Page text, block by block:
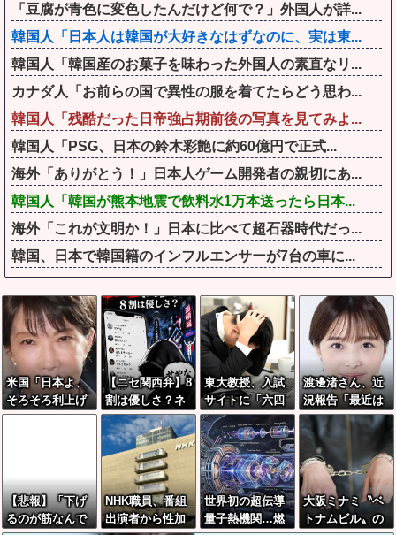
「豆腐が青色に変色したんだけど何で？」外国人が詳...
韓国人「日本人は韓国が大好きなはずなのに、実は東...
韓国人「韓国産のお菓子を味わった外国人の素直なリ...
カナダ人「お前らの国で異性の服を着てたらどう思わ...
韓国人「残酷だった日帝強占期前後の写真を見てみよ...
韓国人「PSG、日本の鈴木彩艶に約60億円で正式...
海外「ありがとう！」日本人ゲーム開発者の親切にあ...
韓国人「韓国が熊本地震で飲料水1万本送ったら日本...
海外「これが文明か！」日本に比べて超石器時代だっ...
韓国、日本で韓国籍のインフルエンサーが7台の車に...
米国「日本よ、
そろそろ利上げ
しろ」高市政権
【ニセ関西弁】8
割は優しさ？ネ
ットで増殖す
る“猛虎弁”の心
理
東大教授、入試
サイトに「六四
天安門」を仕込
んだ結果
渡邊渚さん、近
況報告「最近は
落ち着いてきて
ます」
【悲報】「下げ
るのが筋なんで
NHK職員、番組
出演者から性加
世界初の超伝導
量子熱機関…燃
大阪ミナミ〝ベ
トナムビル〟の